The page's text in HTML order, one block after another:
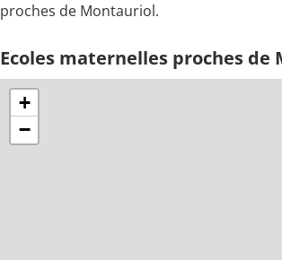
proches de Montauriol.
Ecoles maternelles proches de
+
−